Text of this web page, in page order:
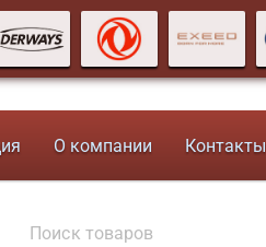
О компании Контакты